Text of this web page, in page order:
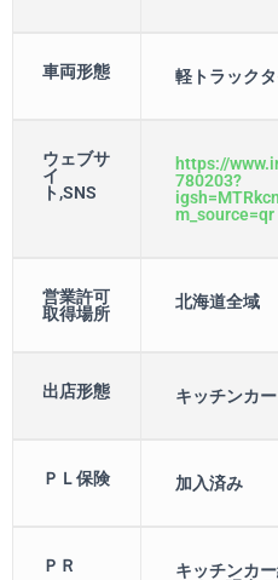
車両形態 軽トラック
ウェブサ
イ
ト,SNS
https://
780203?
m_source=qr
営業許可
取得場所
北海道全域
出店形態 キッチンカー
ＰＬ保険 加入済み
ＰＲ
キッチンカ